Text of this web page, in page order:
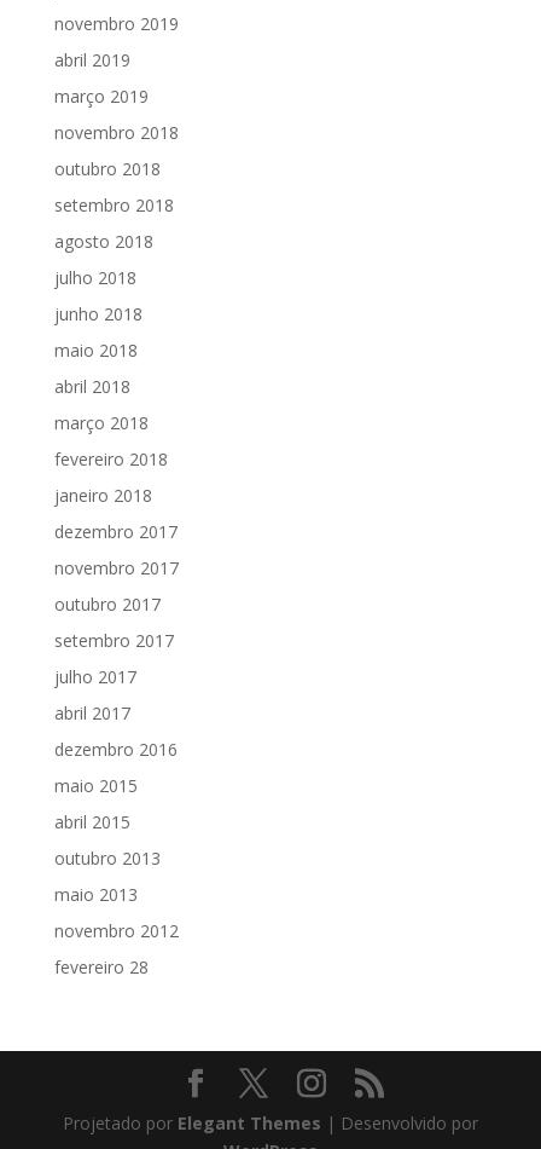
novembro 2019
abril 2019
março 2019
novembro 2018
outubro 2018
setembro 2018
agosto 2018
julho 2018
junho 2018
maio 2018
abril 2018
março 2018
fevereiro 2018
janeiro 2018
dezembro 2017
novembro 2017
outubro 2017
setembro 2017
julho 2017
abril 2017
dezembro 2016
maio 2015
abril 2015
outubro 2013
maio 2013
novembro 2012
fevereiro 28
Projetado por Elegant Themes | Desenvolvido por